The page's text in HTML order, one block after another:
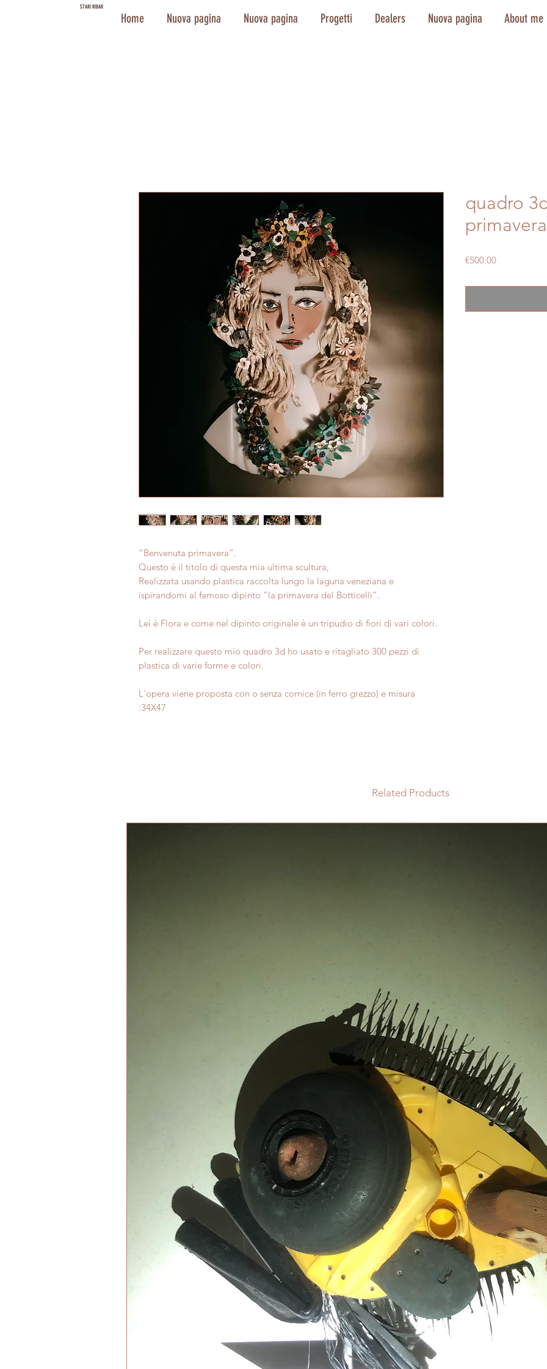
STARI RIBAR
Home Nuova pagina Nuova pagina Progetti Dealers Nuova pagina About me
“Benvenuta primavera”.
Questo è il titolo di questa mia ultima scultura,
Realizzata usando plastica raccolta lungo la laguna veneziana e
ispirandomi al famoso dipinto “la primavera del Botticelli”.
Lei è Flora e come nel dipinto originale è un tripudio di fiori di vari colori.
Per realizzare questo mio quadro 3d ho usato e ritagliato 300 pezzi di
plastica di varie forme e colori.
L'opera viene proposta con o senza cornice (in ferro grezzo) e misura
:34X47
quadro
€500.00Price
Related Products